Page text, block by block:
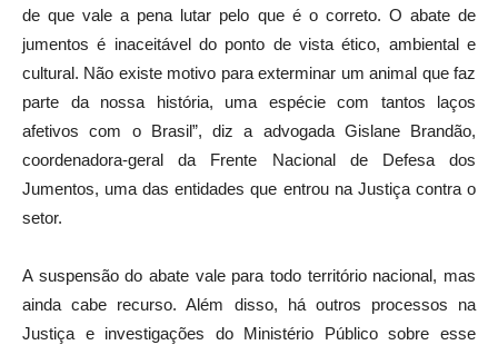
de que vale a pena lutar pelo que é o correto. O abate de
jumentos é inaceitável do ponto de vista ético, ambiental e
cultural. Não existe motivo para exterminar um animal que faz
parte da nossa história, uma espécie com tantos laços
afetivos com o Brasil”, diz a advogada Gislane Brandão,
coordenadora-geral da Frente Nacional de Defesa dos
Jumentos, uma das entidades que entrou na Justiça contra o
setor.
A suspensão do abate vale para todo território nacional, mas
ainda cabe recurso. Além disso, há outros processos na
Justiça e investigações do Ministério Público sobre esse